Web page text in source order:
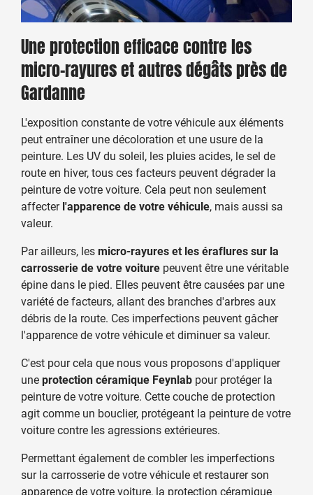
Une protection efficace contre les
micro-rayures et autres dégâts près de
Gardanne
L'exposition constante de votre véhicule aux éléments
peut entraîner une décoloration et une usure de la
peinture. Les UV du soleil, les pluies acides, le sel de
route en hiver, tous ces facteurs peuvent dégrader la
peinture de votre voiture. Cela peut non seulement
affecterl'apparence de votre véhicule, mais aussi sa
valeur.
Par ailleurs, lesmicro-rayures et les éraflures sur la
carrosserie de votre voiturepeuvent être une véritable
épine dans le pied. Elles peuvent être causées par une
variété de facteurs, allant des branches d'arbres aux
débris de la route. Ces imperfections peuvent gâcher
l'apparence de votre véhicule et diminuer sa valeur.
C'est pour cela que nous vous proposons d'appliquer
uneprotection céramique Feynlabpour protéger la
peinture de votre voiture. Cette couche de protection
agit comme un bouclier, protégeant la peinture de votre
voiture contre les agressions extérieures.
Permettant également de combler les imperfections
sur la carrosserie de votre véhicule et restaurer son
apparence de votre voiture, la protection céramique